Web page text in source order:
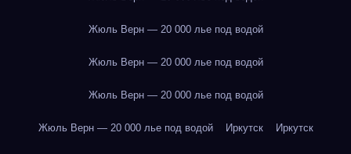
Жюль Верн — 20 000 лье под водой
Жюль Верн — 20 000 лье под водой
Жюль Верн — 20 000 лье под водой
Жюль Верн — 20 000 лье под водой Иркутск Иркутск